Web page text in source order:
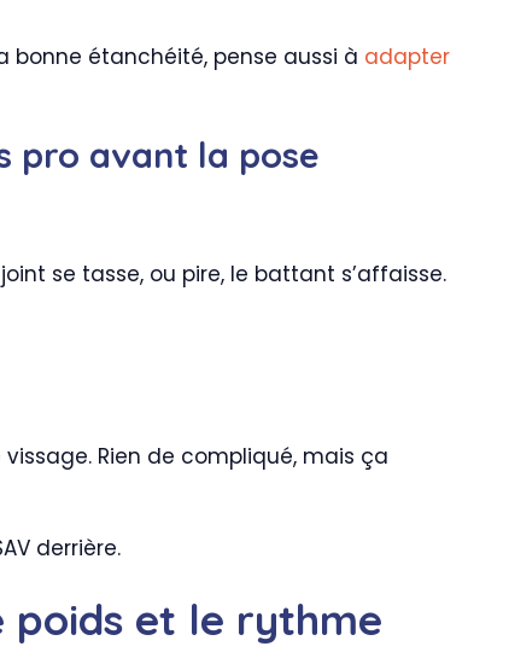
bonne étanchéité, pense aussi à adapter
pro avant la pose
se tasse, ou pire, le battant s’affaisse.
Rien de compliqué, mais ça
derrière.
poids et le rythme